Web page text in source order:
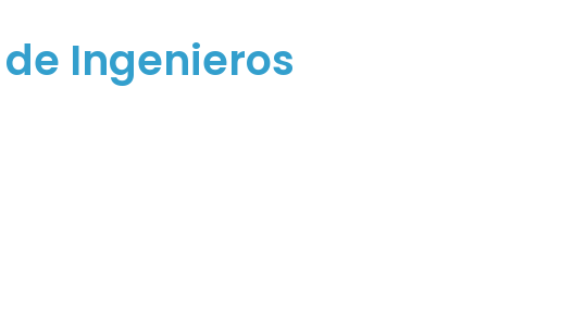
Ingenieros